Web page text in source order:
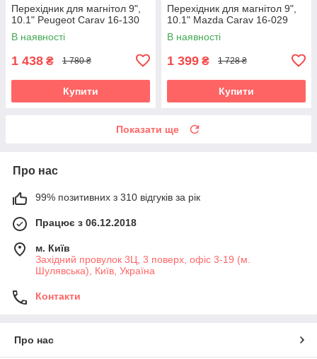
Перехідник для магнітол 9",
10.1" Peugeot Carav 16-130
В наявності
1 438 ₴ 1 780 ₴
Купити
Перехідник для магнітол 9",
10.1" Mazda Carav 16-029
В наявності
1 399 ₴ 1 728 ₴
Купити
Показати ще
Про нас
99% позитивних з 310 відгуків за рік
Працює з 06.12.2018
м. Київ
Західний провулок 3Ц, 3 поверх, офіс 3-19 (м.
Шулявська), Київ, Україна
Контакти
Про нас